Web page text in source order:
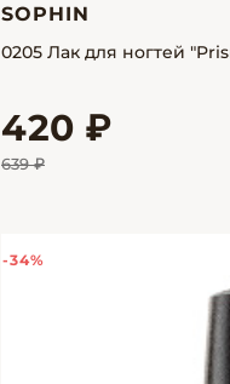
SOPHIN
0205 Лак для ногтей
420 ₽
639 ₽
-34%